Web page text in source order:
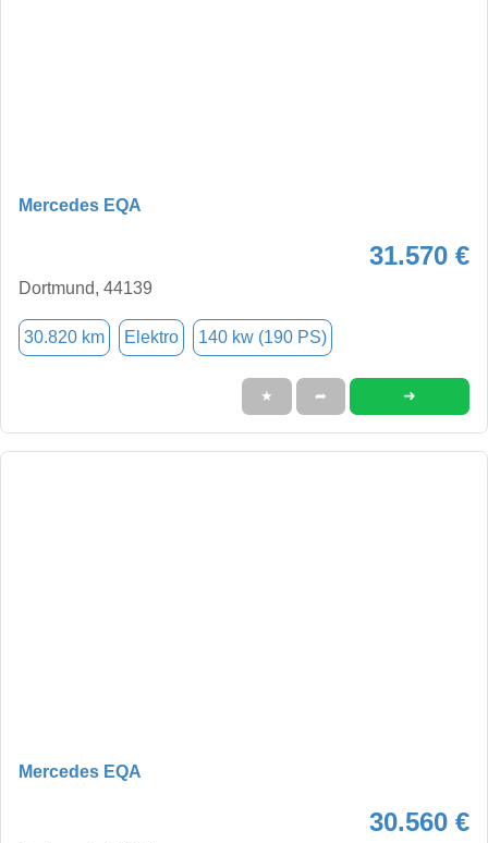
Mercedes EQA
31.570 €
Dortmund, 44139
30.820 km Elektro 140 kw (190 PS)
★ ➦ ➜
Mercedes EQA
30.560 €